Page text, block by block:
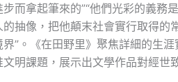
而拿起筆來的”“他們光彩的義務
抽像，把他顛末社會實行取得的
”。《在田野里》聚焦詳細的生
明課題，展示出文學作品對經世